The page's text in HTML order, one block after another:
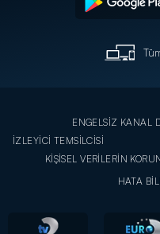
ENGELSİZ KANAL
İZLEYİCİ TEMSİLCİSİ
KİŞİSEL VERİLERİN
HATA